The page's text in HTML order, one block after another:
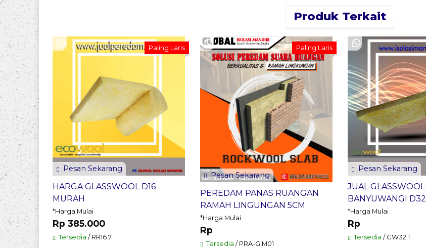
Produk Terkait
Pesan Sekarang
Paling Laris
HARGA GLASSWOOL D16
MURAH
*Harga Mulai
Rp 385.000
Tersedia / RR16 7
Pesan Sekarang
Paling Laris
PEREDAM PANAS RUANGAN
RAMAH LINGUNGAN 5CM
*Harga Mulai
Rp
Tersedia / PRA-GIM01
Pesan Sekarang
JUAL GLASSWOOL
BANYUWANGI D32
*Harga Mulai
Rp
Tersedia / GW32 1